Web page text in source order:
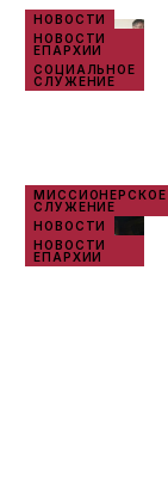
НОВОСТИ
НОВОСТИ
ЕПАРХИИ
СОЦИАЛЬНОЕ
СЛУЖЕНИЕ
МИССИОНЕРСКОЕ
СЛУЖЕНИЕ
НОВОСТИ
НОВОСТИ
ЕПАРХИИ